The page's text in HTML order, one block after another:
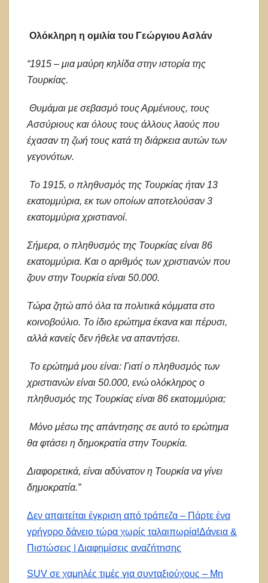
Ολόκληρη η ομιλία του Γεώργιου Ασλάν
“1915 – μια μαύρη κηλίδα στην ιστορία της
Τουρκίας.
Θυμάμαι με σεβασμό τους Αρμένιους, τους
Ασσύριους και όλους τους άλλους λαούς που
έχασαν τη ζωή τους κατά τη διάρκεια αυτών των
γεγονότων.
Το 1915, ο πληθυσμός της Τουρκίας ήταν 13
εκατομμύρια, εκ των οποίων αποτελούσαν 3
εκατομμύρια χριστιανοί.
Σήμερα, ο πληθυσμός της Τουρκίας είναι 86
εκατομμύρια. Και ο αριθμός των χριστιανών που
ζουν στην Τουρκία είναι 50.000.
Τώρα ζητώ από όλα τα πολιτικά κόμματα στο
κοινοβούλιο. Το ίδιο ερώτημα έκανα και πέρυσι,
αλλά κανείς δεν ήθελε να απαντήσει.
Το ερώτημά μου είναι: Γιατί ο πληθυσμός των
χριστιανών είναι 50.000, ενώ ολόκληρος ο
πληθυσμός της Τουρκίας είναι 86 εκατομμύρια;
Μόνο μέσω της απάντησης σε αυτό το ερώτημα
θα φτάσει η δημοκρατία στην Τουρκία.
Διαφορετικά, είναι αδύνατον η Τουρκία να γίνει
δημοκρατία.”
Δεν απαιτείται έγκριση από τράπεζα – Πάρτε ένα
γρήγορο δάνειο τώρα χωρίς ταλαιπωρία!Δάνεια &
Πιστώσεις | Διαφημίσεις αναζήτησης
SUV σε χαμηλές τιμές για συνταξιούχους – Μη